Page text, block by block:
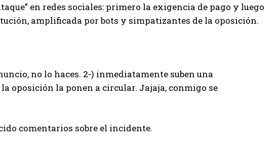
en redes sociales: primero la exigencia de pago y luego
amplificada por bots y simpatizantes de la oposición.
no lo haces. 2-) inmediatamente suben una
oposición la ponen a circular. Jajaja, conmigo se
comentarios sobre el incidente.